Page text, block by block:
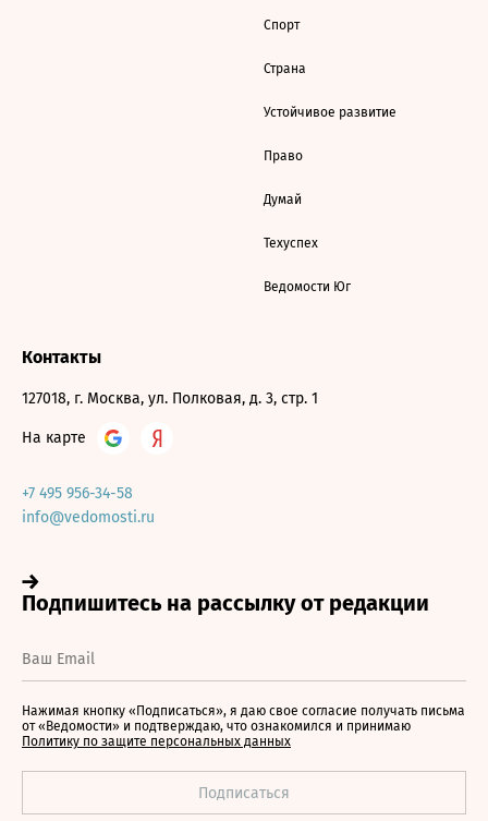
Спорт
Страна
Устойчивое развитие
Право
Думай
Техуспех
Ведомости Юг
Контакты
127018, г. Москва, ул. Полковая, д. 3, стр. 1
На карте
+7 495 956-34-58
info@vedomosti.ru
Нажимая кнопку «Подписаться», я даю свое согласие получать письма
от «Ведомости» и подтверждаю, что ознакомился и принимаю
Политику по защите персональных данных